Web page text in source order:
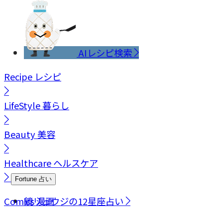
AIレシピ検索
Recipe レシピ
LifeStyle暮らし
Beauty美容
Healthcareヘルスケア
Fortune 占い
鏡リュウジの12星座占い
Comics漫画